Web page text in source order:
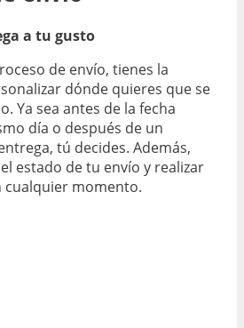
a tu gusto
de envío, tienes la
dónde quieres que se
Ya sea antes de la fecha
día o después de un
tú decides. Además,
estado de tu envío y realizar
cualquier momento.